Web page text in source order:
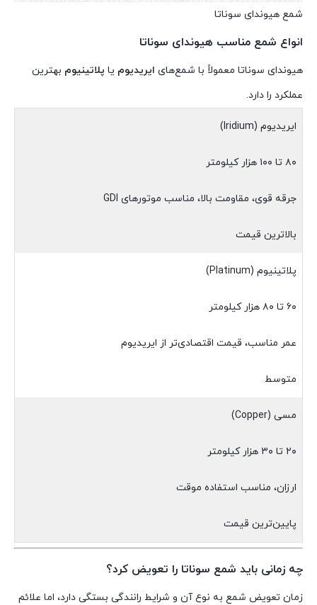
شمع هیوندای سوناتا
انواع شمع مناسب هیوندای سوناتا
هیوندای سوناتا معمولاً با شمع‌های ایریدیوم یا پلاتینیوم بهترین
عملکرد را دارد.
ایریدیوم (Iridium)
۸۰ تا ۱۰۰ هزار کیلومتر
جرقه قوی، مقاومت بالا، مناسب موتورهای GDI
بالاترین قیمت
پلاتینیوم (Platinum)
۶۰ تا ۸۰ هزار کیلومتر
عمر مناسب، قیمت اقتصادی‌تر از ایریدیوم
متوسط
مسی (Copper)
۲۰ تا ۳۰ هزار کیلومتر
ارزان، مناسب استفاده موقت
پایین‌ترین قیمت
چه زمانی باید شمع سوناتا را تعویض کرد؟
زمان تعویض شمع به نوع آن و شرایط رانندگی بستگی دارد، اما علائم